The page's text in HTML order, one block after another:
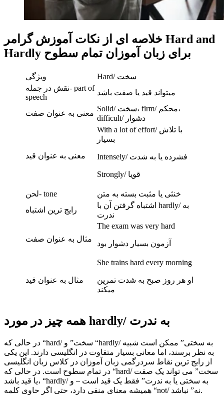
خلاصه ای از نکات آموزش گرامر Hard and
Hardly برای زبان آموزان تمام سطوح
ویژگی
Hard/ سخت
نقش در جمله- part of
speech
میتواند قید یا صفت باشد
معنی به عنوان صفت
Solid/ سخت، firm/ محکم،
difficult/ دشوار
معنی به عنوان قید
With a lot of effort/ با تلاش
بسیار
Intensely/ فشرده یا به شدت
Strongly/ قویا
لحن- tone
خنثی یا مثبت بسته به متن
رایج ترین اشتباه
اشتباه گرفتن آن با hardly/ به
ندرت
مثال به عنوان صفت
The exam was very hard
آزمون بسیار دشوار بود
مثال به عنوان قید
She trains hard every morning
او هر روز صبح به شدت تمرین
میکند
همه چیز در مورد hardly/ به ندرت
در حالی که “hard/ سخت” و “hardly/ به سختی” ممکن است شبیه
به نظر برسند، اما معانی بسیار متفاوت در انگلیسی دارند. این یکی
از رایج ترین نقاط سردرگمی زبان آموزان در کلاس زبان انگلیسی
در تمام سطوح است. در حالی که “hard/ سخت” می تواند یک صفت
یا قید باشد، “hardly/ به سختی یا به ندرت” فقط یک قید است – و
همیشه معنای منفی دارد، حتی اگر حاوی کلمه “not/ نه” نباشد.